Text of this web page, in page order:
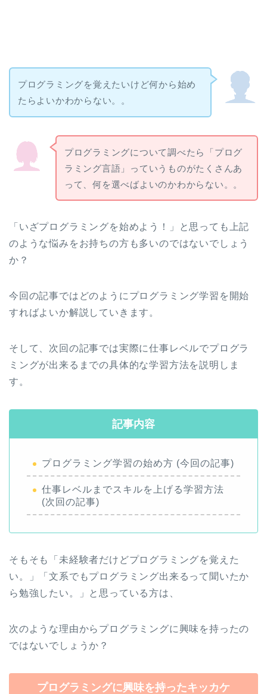
プログラミングを覚えたいけど何から始め
たらよいかわからない。。
プログラミングについて調べたら「プログ
ラミング言語」っていうものがたくさんあ
って、何を選べばよいのかわからない。。
「いざプログラミングを始めよう！」と思っても上記
のような悩みをお持ちの方も多いのではないでしょう
か？
今回の記事ではどのようにプログラミング学習を開始
すればよいか解説していきます。
そして、次回の記事では実際に仕事レベルでプログラ
ミングが出来るまでの具体的な学習方法を説明しま
す。
記事内容
プログラミング学習の始め方 (今回の記事)
仕事レベルまでスキルを上げる学習方法
(次回の記事)
そもそも「未経験者だけどプログラミングを覚えた
い。」「文系でもプログラミング出来るって聞いたか
ら勉強したい。」と思っている方は、
次のような理由からプログラミングに興味を持ったの
ではないでしょうか？
プログラミングに興味を持ったキッカケ